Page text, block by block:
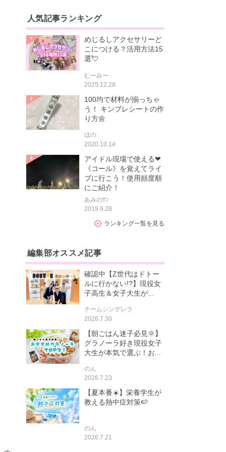
人気記事ランキング
めじるしアクセサリーど
こにつける？活用方法15
選💘
むーみー
2025.12.28
100均で材料が揃っちゃ
う！ キンブレシートの作
り方🌼
ほの
2020.10.14
アイドル現場で使える❤
《コール》を覚えてライ
ブに行こう！使用頻度順
にご紹介！
あみのｻﾝ
2019.9.28
ランキング一覧を見る
編集部オススメ記事
確認中【Z世代はドトー
ルに行かない!?】現役女
子高生＆女子大生が...
チームシンデレラ
2026.7.30
【朝ごはん迷子必見🌞】
グラノーラ好き現役女子
大生が本気で選ぶ！お...
のん
2026.7.23
【夏本番☀️】栄養学生が
教える熱中症対策🍉
のん
2026.7.21